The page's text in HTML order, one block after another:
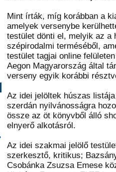
Mint írták, míg korábban a
amelyek versenybe
testület dönti el, melyik az a
szépirodalmi terméséből,
testület tagjai online
Aegon Magyarország által
verseny egyik korábbi
Az idei jelöltek húszas
szerdán nyilvánosságra
össze az öt könyvből álló
elnyerő alkotásról.
Az idei szakmai jelölő
szerkesztő, kritikus;
Csobánka Zsuzsa Emese